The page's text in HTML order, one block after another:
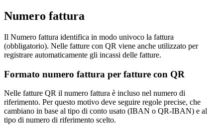
Numero fattura
Il Numero fattura identifica in modo univoco la fattura
(obbligatorio). Nelle fatture con QR viene anche utilizzato per
registrare automaticamente gli incassi delle fatture.
Formato numero fattura per fatture con QR
Nelle fatture QR il numero fattura è incluso nel numero di
riferimento. Per questo motivo deve seguire regole precise, che
cambiano in base al tipo di conto usato (IBAN o QR-IBAN) e al
tipo di numero di riferimento scelto.